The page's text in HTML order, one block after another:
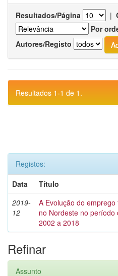
Resultados/Página |
Por
Autores/Registo
Resultados 1-1 de 1.
Registos:
Data
Título
2019-
12
A Evolução do emprego
no Nordeste no período
2002 a 2018
Refinar
Assunto